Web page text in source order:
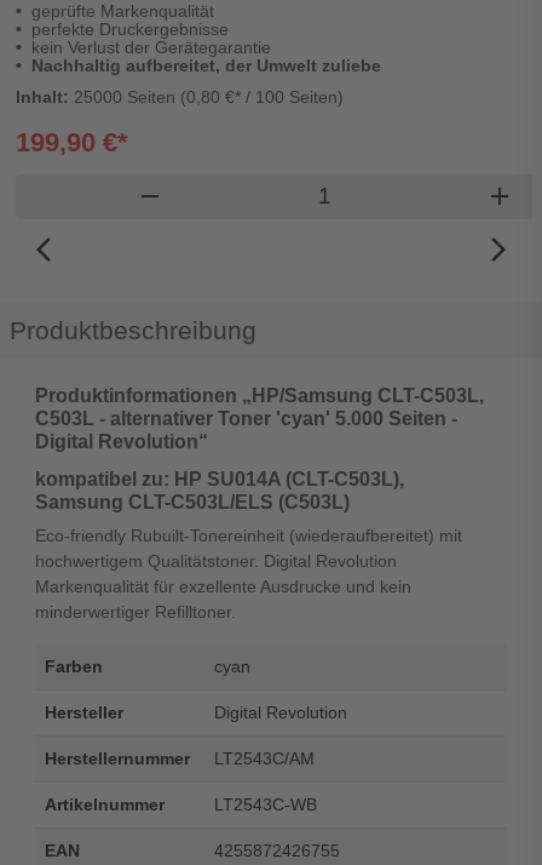
geprüfte Markenqualität
perfekte Druckergebnisse
kein Verlust der Gerätegarantie
Nachhaltig aufbereitet, der Umwelt zuliebe
Inhalt: 25000 Seiten (0,80 €* / 100 Seiten)
199,90 €*
remove Produkt Warenkorbadd
arrow_back_ios_new
arrow_forward_ios
Produktbeschreibung
Produktinformationen „HP/Samsung CLT-C503L,
C503L - alternativer Toner 'cyan' 5.000 Seiten -
Digital Revolution“
kompatibel zu: HP SU014A (CLT-C503L),
Samsung CLT-C503L/ELS (C503L)
Eco-friendly Rubuilt-Tonereinheit (wiederaufbereitet) mit
hochwertigem Qualitätstoner. Digital Revolution
Markenqualität für exzellente Ausdrucke und kein
minderwertiger Refilltoner.
Farben cyan
Hersteller Digital Revolution
Herstellernummer LT2543C/AM
Artikelnummer LT2543C-WB
EAN 4255872426755